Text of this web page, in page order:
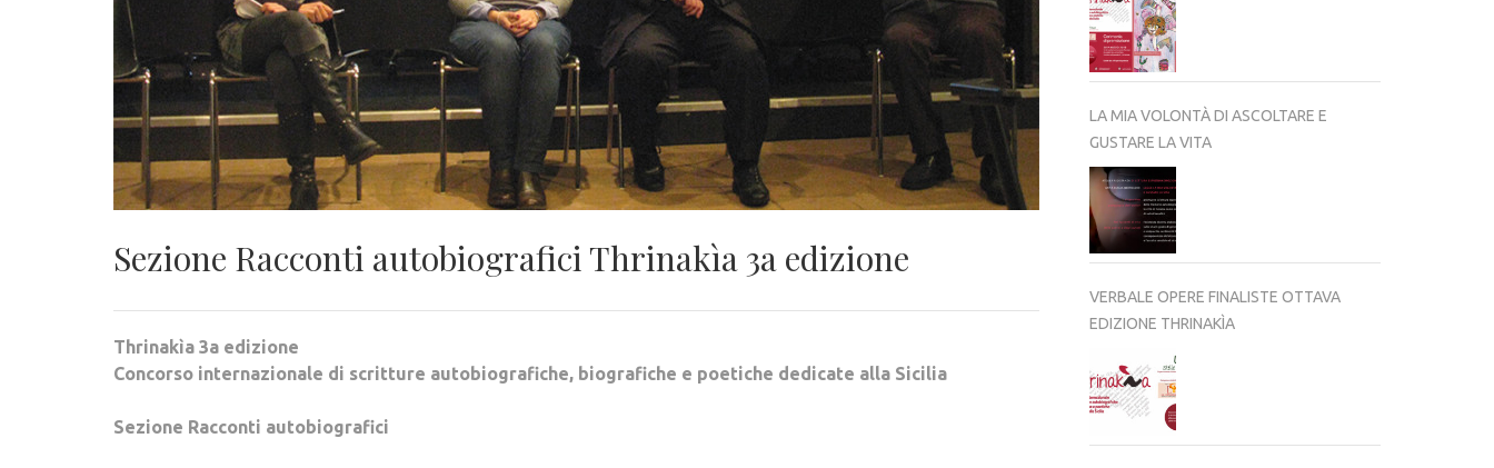
Sezione Racconti autobiografici Thrinakìa 3a edizione
Thrinakìa 3a edizione
Concorso internazionale di scritture autobiografiche, biografiche e poetiche dedicate alla Sicilia
Sezione Racconti autobiografici
LA MIA VOLONTÀ DI ASCOLTARE E
GUSTARE LA VITA
VERBALE OPERE FINALISTE OTTAVA
EDIZIONE THRINAKÌA